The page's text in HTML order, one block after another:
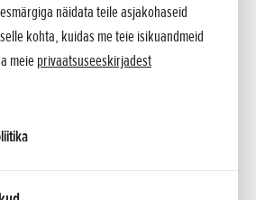
näidata teile asjakohaseid
kohta, kuidas me teie isikuandmeid
meieprivaatsuseeskirjadest
opens in a new tab